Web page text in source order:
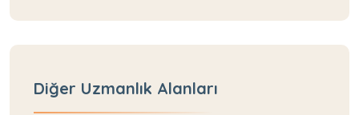
Diğer Uzmanlık Alanları